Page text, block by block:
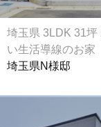
埼玉県 3LDK 31坪
い生活導線のお家
埼玉県N様邸